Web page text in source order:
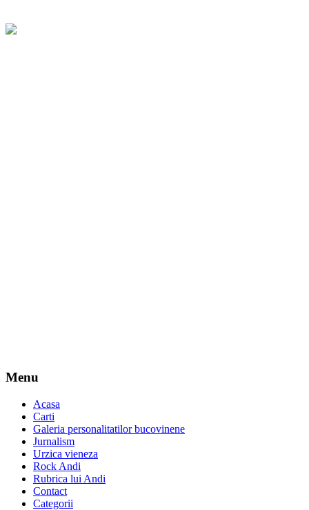
Menu
Acasa
Carti
Galeria personalitatilor bucovinene
Jurnalism
Urzica vieneza
Rock Andi
Rubrica lui Andi
Contact
Categorii